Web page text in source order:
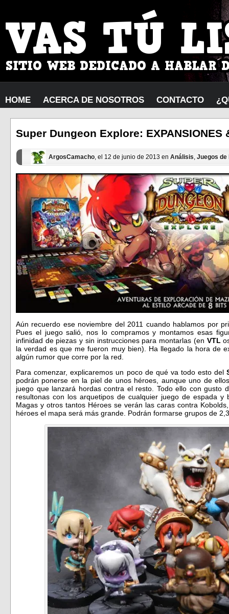
HOME ACERCA DE NOSOTROS CONTACTO
Super Dungeon Explore: EXPANSIONES
ArgosCamacho, el 12 de junio de 2013 en Análisis, Juegos de
Aún recuerdo ese noviembre del 2011 cuando hablamos por
Pues el juego salió, nos lo compramos y montamos esas
infinidad de piezas y sin instrucciones para montarlas (en VTL
la verdad es que me fueron muy bien). Ha llegado la hora de
algún rumor que corre por la red.
Para comenzar, explicaremos un poco de qué va todo esto del
podrán ponerse en la piel de unos héroes, aunque uno de
juego que lanzará hordas contra el resto. Todo ello con gusto
resultonas con los arquetipos de cualquier juego de espada y
Magas y otros tantos Héroes se verán las caras contra
héroes el mapa será más grande. Podrán formarse grupos de